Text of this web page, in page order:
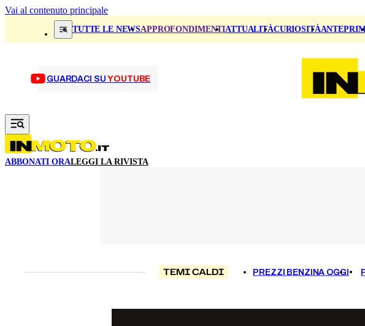
Vai al contenuto principale
TUTTE LE NEWSAPPROFONDIMENTIATTUALITÀCURIOSITÀ
GUARDACI SUYOUTUBE
ABBONATI ORALEGGI LA RIVISTA
TEMI CALDI PREZZI BENZINA OGGI